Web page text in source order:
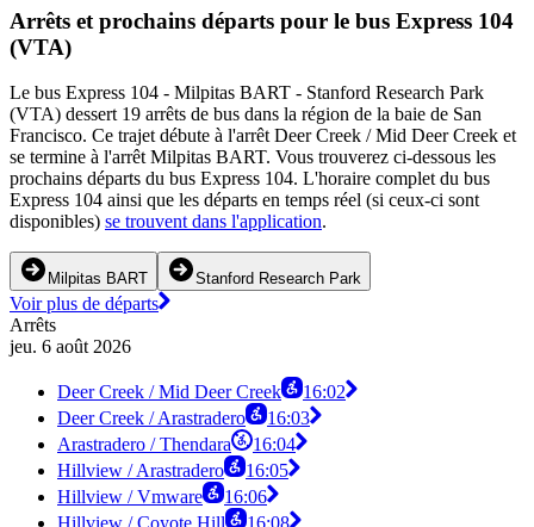
Arrêts et prochains départs pour le bus Express 104
(VTA)
Le bus Express 104 - Milpitas BART - Stanford Research Park
(VTA) dessert 19 arrêts de bus dans la région de la baie de San
Francisco. Ce trajet débute à l'arrêt Deer Creek / Mid Deer Creek et
se termine à l'arrêt Milpitas BART. Vous trouverez ci-dessous les
prochains départs du bus Express 104. L'horaire complet du bus
Express 104 ainsi que les départs en temps réel (si ceux-ci sont
disponibles) se trouvent dans l'application.
Milpitas BART Stanford Research Park
Voir plus de départs
Arrêts
jeu. 6 août 2026
Deer Creek / Mid Deer Creek
16:02
Deer Creek / Arastradero
16:03
Arastradero / Thendara
16:04
Hillview / Arastradero
16:05
Hillview / Vmware
16:06